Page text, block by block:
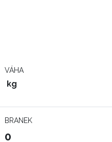
VÁHA
kg
BRANEK
0